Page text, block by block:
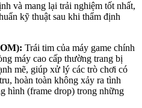
và mang lại trải nghiệm tốt nhất,
kỹ thuật sau khi thẩm định
Trái tim của máy game chính
máy cao cấp thường trang bị
mẽ, giúp xử lý các trò chơi có
hoàn toàn không xảy ra tình
hình (frame drop) trong những